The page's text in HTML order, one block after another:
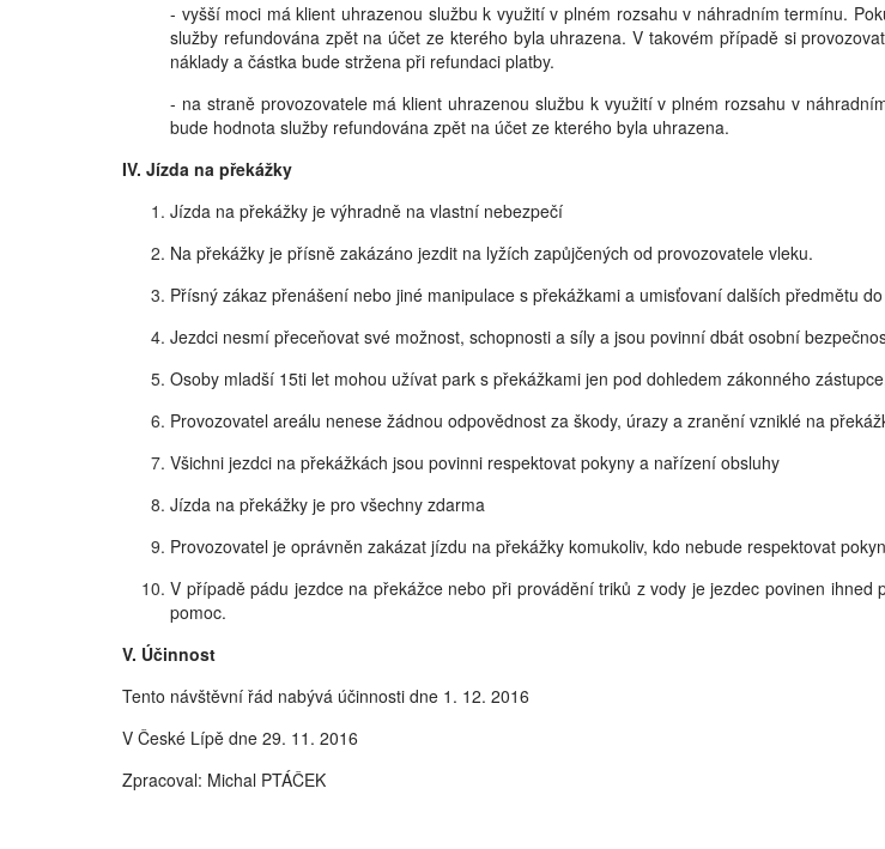
- vyšší moci má klient uhrazenou službu k využití v plném rozsahu v náhradním termínu.
služby refundována zpět na účet ze kterého byla uhrazena. V takovém případě si
náklady a částka bude stržena při refundaci platby.
- na straně provozovatele má klient uhrazenou službu k využití v plném rozsahu v
bude hodnota služby refundována zpět na účet ze kterého byla uhrazena.
IV. Jízda na překážky
Jízda na překážky je výhradně na vlastní nebezpečí
Na překážky je přísně zakázáno jezdit na lyžích zapůjčených od provozovatele vleku.
Přísný zákaz přenášení nebo jiné manipulace s překážkami a umisťovaní dalších předmětu
Jezdci nesmí přeceňovat své možnost, schopnosti a síly a jsou povinní dbát osobní
Osoby mladší 15ti let mohou užívat park s překážkami jen pod dohledem zákonného
Provozovatel areálu nenese žádnou odpovědnost za škody, úrazy a zranění vzniklé na
Všichni jezdci na překážkách jsou povinni respektovat pokyny a nařízení obsluhy
Jízda na překážky je pro všechny zdarma
Provozovatel je oprávněn zakázat jízdu na překážky komukoliv, kdo nebude respektovat
V případě pádu jezdce na překážce nebo při provádění triků z vody je jezdec povinen
pomoc.
V. Účinnost
Tento návštěvní řád nabývá účinnosti dne 1. 12. 2016
V České Lípě dne 29. 11. 2016
Zpracoval: Michal PTÁČEK